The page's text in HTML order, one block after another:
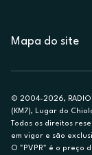
Mapa do site
© 2004-2026, RADIO
(KM7), Lugar do
Todos os direitos
em vigor e são
O "PVPR" é o preço